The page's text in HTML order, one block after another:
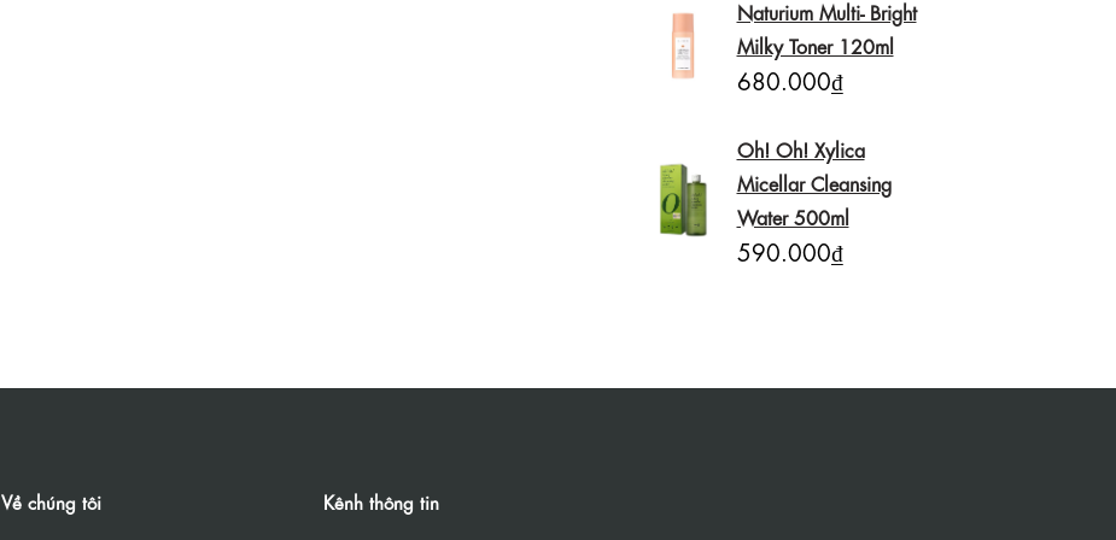
Naturium Multi- Bright
Milky Toner 120ml
680.000₫
Oh! Oh! Xylica
Micellar Cleansing
Water 500ml
590.000₫
Về chúng tôi Kênh thông tin